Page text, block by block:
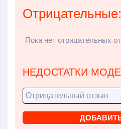
Отрицательные:
Пока нет отрицательных
НЕДОСТАТКИ